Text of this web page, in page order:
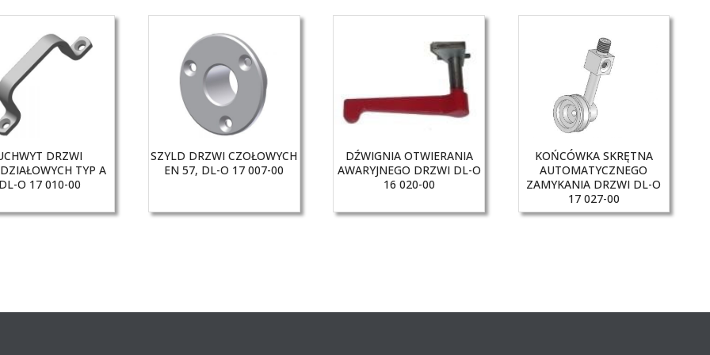
DRZWI
TYP A
O 17 010-00
SZYLD DRZWI CZOŁOWYCH
EN 57, DL-O 17 007-00
DŹWIGNIA OTWIERANIA
AWARYJNEGO DRZWI DL-O
16 020-00
KOŃCÓWKA SKRĘTNA
AUTOMATYCZNEGO
ZAMYKANIA DRZWI DL-O
17 027-00